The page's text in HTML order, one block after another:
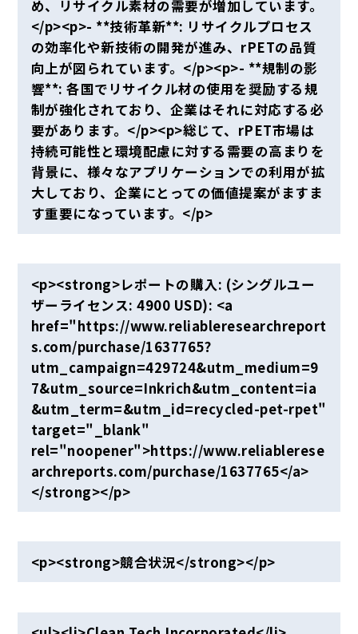
め、リサイクル素材の需要が増加しています。
</p><p>- **技術革新**: リサイクルプロセス
の効率化や新技術の開発が進み、rPETの品質
向上が図られています。</p><p>- **規制の影
響**: 各国でリサイクル材の使用を奨励する規
制が強化されており、企業はそれに対応する必
要があります。</p><p>総じて、rPET市場は
持続可能性と環境配慮に対する需要の高まりを
背景に、様々なアプリケーションでの利用が拡
大しており、企業にとっての価値提案がますま
す重要になっています。</p>
<p><strong>レポートの購入: (シングルユー
ザーライセンス: 4900 USD): <a
href="https://www.reliableresearchreport
s.com/purchase/1637765?
utm_campaign=429724&utm_medium=9
7&utm_source=Inkrich&utm_content=ia
&utm_term=&utm_id=recycled-pet-rpet"
target="_blank"
rel="noopener">https://www.reliablerese
archreports.com/purchase/1637765</a>
</strong></p>
<p><strong>競合状況</strong></p>